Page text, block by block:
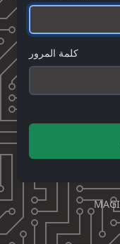
كلمة المرور